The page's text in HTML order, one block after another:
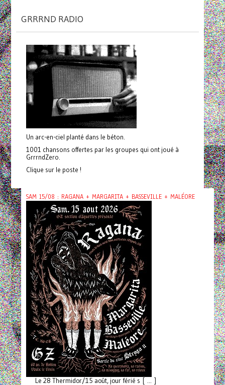
GRRRND RADIO
Un arc-en-ciel planté dans le béton.
1001 chansons offertes par les groupes qui ont joué à
GrrrndZero.
Clique sur le poste !
SAM 15/08 : RAGANA + MARGARITA + BASSEVILLE + MALÉORE
Le 28 Thermidor/15 août, jour férié s [ ... ]